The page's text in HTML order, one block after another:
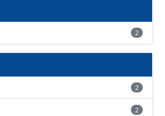
2
2
2